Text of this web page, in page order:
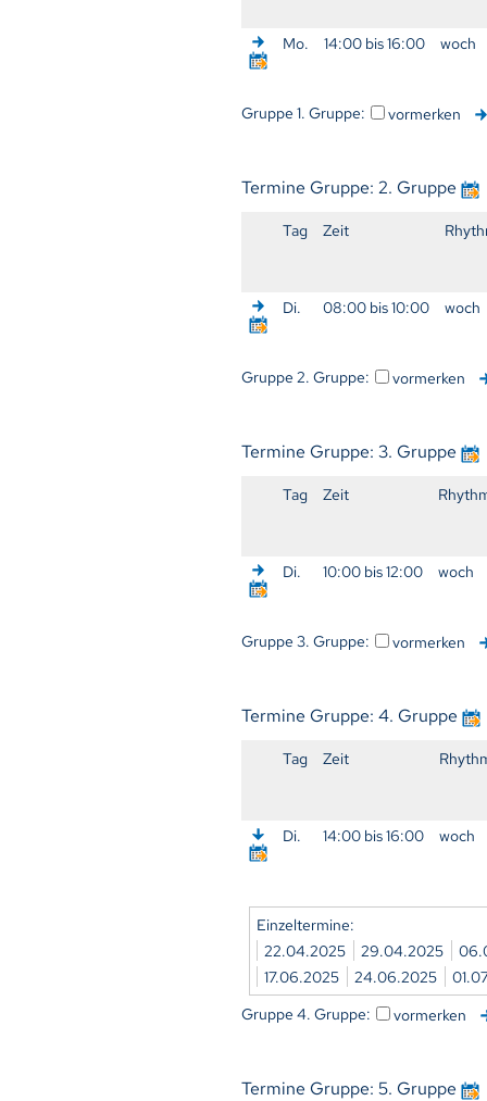
Mo. 14:00 bis 16:00 woch
Gruppe 1. Gruppe: vormerken
Termine Gruppe: 2. Gruppe
Tag Zeit
Di. 08:00 bis 10:00 woch
Gruppe 2. Gruppe: vormerken
Termine Gruppe: 3. Gruppe
Tag Zeit
Di. 10:00 bis 12:00 woch
Gruppe 3. Gruppe: vormerken
Termine Gruppe: 4. Gruppe
Tag Zeit
Di. 14:00 bis 16:00 woch
Einzeltermine:
22.04.2025
29.04.2025
17.06.2025
24.06.2025
Gruppe 4. Gruppe:
vormerken
Termine Gruppe: 5. Gruppe